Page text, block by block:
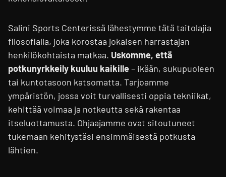
Salini Sports Centerissä lähestymme tätä taitolajia
filosofialla, joka korostaa jokaisen harrastajan
henkilökohtaista matkaa. Uskomme, että
potkunyrkkeily kuuluu kaikille– ikään, sukupuoleen
tai kuntotasoon katsomatta. Tarjoamme
ympäristön, jossa voit turvallisesti oppia tekniikat,
kehittää voimaa ja notkeutta sekä rakentaa
itseluottamusta. Ohjaajamme ovat sitoutuneet
tukemaan kehitystäsi ensimmäisestä potkusta
lähtien.